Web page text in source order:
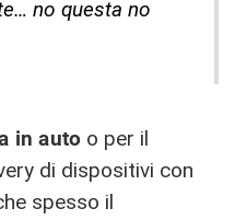
no questa no
in auto o per il
di dispositivi con
spesso il